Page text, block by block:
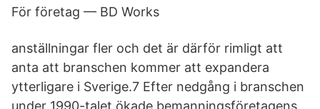
För företag — BD Works
anställningar fler och det är därför rimligt att
anta att branschen kommer att expandera
ytterligare i Sverige.7 Efter nedgång i branschen
under 1990-talet ökade bemanningsföretagens